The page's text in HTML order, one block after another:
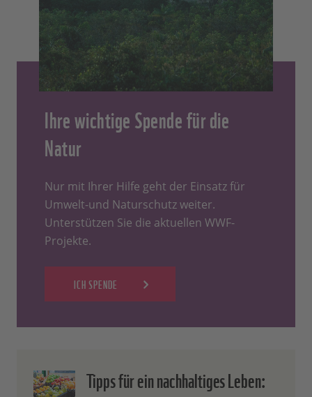
Ihre wichtige Spende für die
Natur
Nur mit Ihrer Hilfe geht der Einsatz für
Umwelt-und Naturschutz weiter.
Unterstützen Sie die aktuellen WWF-
Projekte.
ICH SPENDE
Tipps für ein nachhaltiges Leben: